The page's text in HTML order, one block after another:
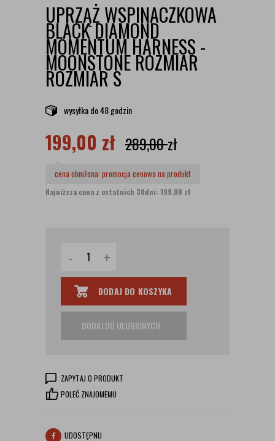
UPRZĄŻ WSPINACZKOWA
BLACK DIAMOND
MOMENTUM HARNESS -
MOONSTONE ROZMIAR
ROZMIAR S
wysyłkado 48 godzin
199,00 zł 289,00zł
cena obniżona: promocja cenowa na produkt
Najniższa cena z ostatnich 30dni: 199,00 zł
- +
DODAJ DO KOSZYKA
DODAJ DO ULUBIONYCH
ZAPYTAJ O PRODUKT
POLEĆ ZNAJOMEMU
UDOSTĘPNIJ